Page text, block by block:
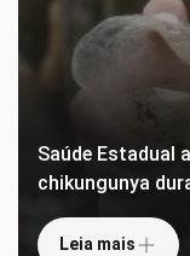
Saúde Estadual
chikungunya
Leia mais